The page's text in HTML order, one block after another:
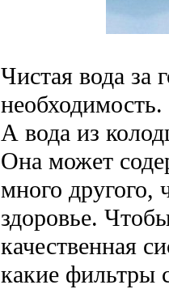
Чистая вода за
А вода из
Она может
много другого,
здоровье.
качественная
какие фильтры